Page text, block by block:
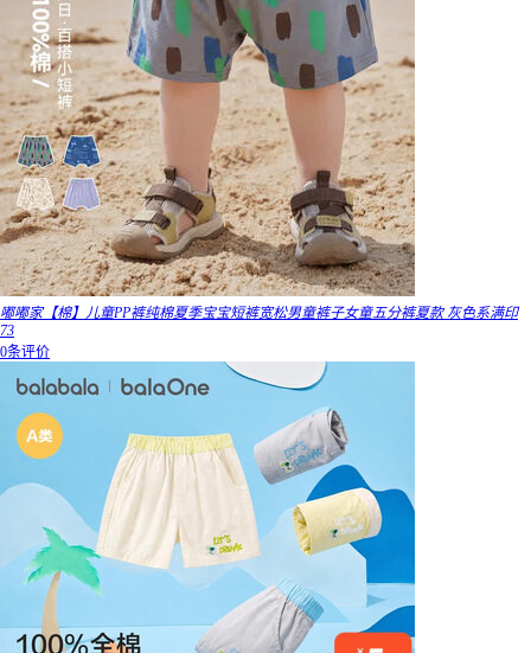
嘟嘟家【棉】儿童PP裤纯棉夏季宝宝短裤宽松男童裤子女童五分裤夏款 灰色系满印
73
0条评价